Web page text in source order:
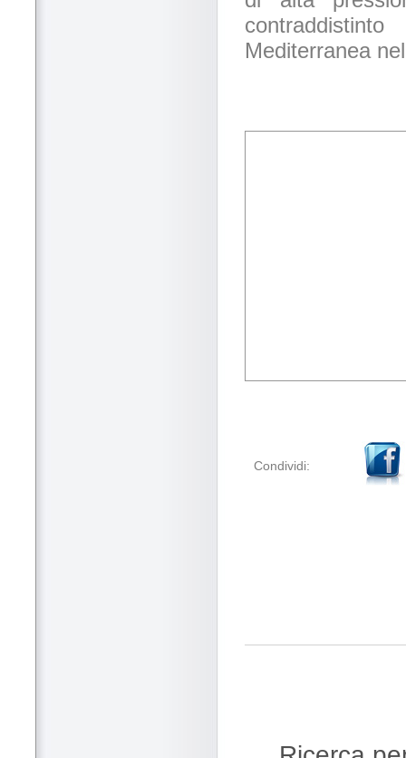
Mediterranea
Condividi: